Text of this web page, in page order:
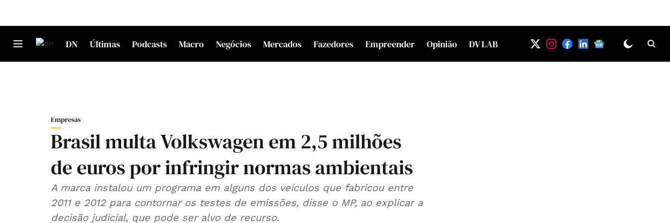
DN Últimas Podcasts Macro Negócios Mercados Fazedores Empreender Opinião DV LAB
Empresas
Brasil multa Volkswagen em 2,5 milhões
de euros por infringir normas ambientais
A marca instalou um programa em alguns dos veículos que fabricou entre
2011 e 2012 para contornar os testes de emissões, disse o MP, ao explicar a
decisão judicial, que pode ser alvo de recurso.